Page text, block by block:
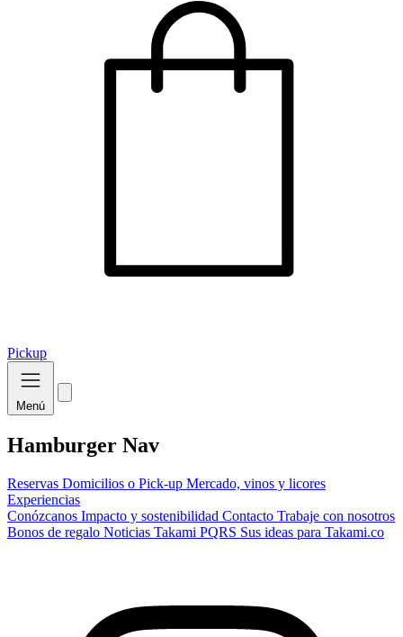
Pickup
Menú
Hamburger Nav
Reservas Domicilios o Pick-up Mercado, vinos y licores
Experiencias
Conózcanos Impacto y sostenibilidad Contacto Trabaje con nosotros
Bonos de regalo Noticias Takami PQRS Sus ideas para Takami.co